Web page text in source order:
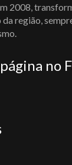
2008,
região,
no